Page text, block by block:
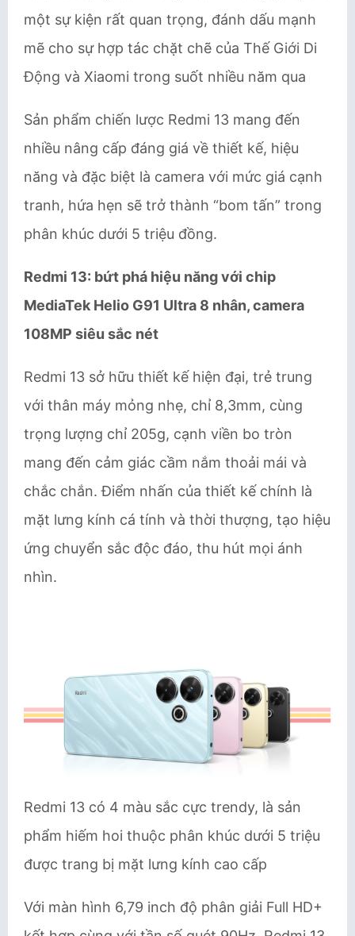
một sự kiện rất quan trọng, đánh dấu mạnh
mẽ cho sự hợp tác chặt chẽ của Thế Giới Di
Động và Xiaomi trong suốt nhiều năm qua
Sản phẩm chiến lược Redmi 13 mang đến
nhiều nâng cấp đáng giá về thiết kế, hiệu
năng và đặc biệt là camera với mức giá cạnh
tranh, hứa hẹn sẽ trở thành “bom tấn” trong
phân khúc dưới 5 triệu đồng.
Redmi 13: bứt phá hiệu năng với chip
MediaTek Helio G91 Ultra 8 nhân, camera
108MP siêu sắc nét
Redmi 13 sở hữu thiết kế hiện đại, trẻ trung
với thân máy mỏng nhẹ, chỉ 8,3mm, cùng
trọng lượng chỉ 205g, cạnh viền bo tròn
mang đến cảm giác cầm nắm thoải mái và
chắc chắn. Điểm nhấn của thiết kế chính là
mặt lưng kính cá tính và thời thượng, tạo hiệu
ứng chuyển sắc độc đáo, thu hút mọi ánh
nhìn.
Redmi 13 có 4 màu sắc cực trendy, là sản
phẩm hiếm hoi thuộc phân khúc dưới 5 triệu
được trang bị mặt lưng kính cao cấp
Với màn hình 6,79 inch độ phân giải Full HD+